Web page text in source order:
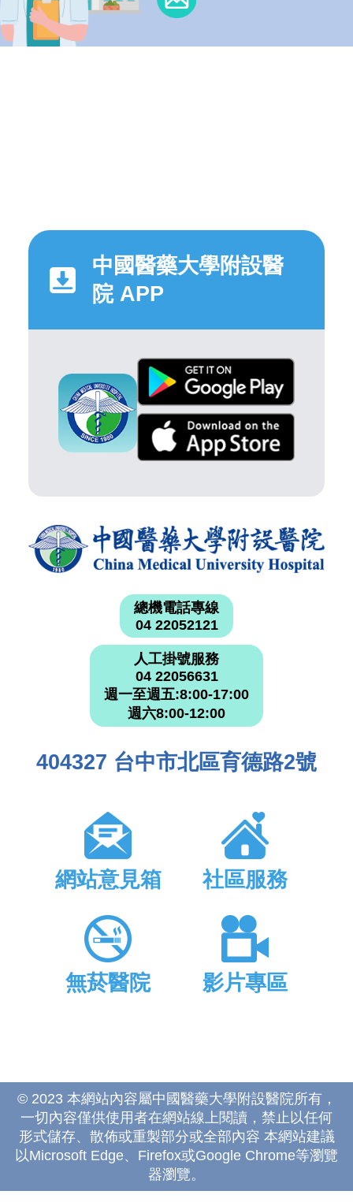
中國醫藥大學附設醫
院 APP
總機電話專線
04 22052121
人工掛號服務
04 22056631
週一至週五:8:00-17:00
週六8:00-12:00
404327 台中市北區育德路2號
網站意見箱 社區服務
無菸醫院 影片專區
© 2023 本網站內容屬中國醫藥大學附設醫院所有，
一切內容僅供使用者在網站線上閱讀，禁止以任何
形式儲存、散佈或重製部分或全部內容 本網站建議
以Microsoft Edge、Firefox或Google Chrome等瀏覽
器瀏覽。